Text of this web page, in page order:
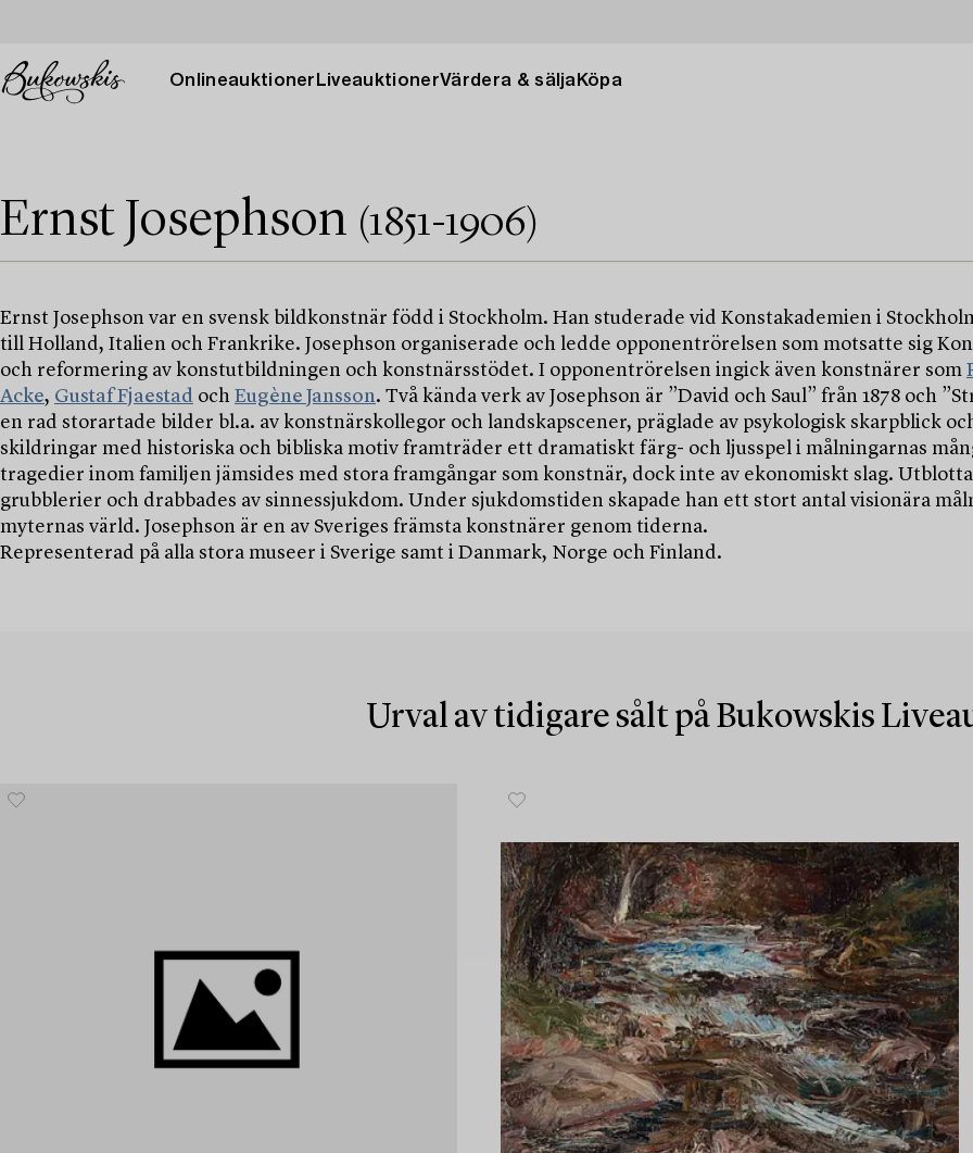
Onlineauktioner LiveauktionerVärdera & sälja Köpa
Ernst Josephson (1851-1906)
Ernst Josephson var en svensk bildkonstnär född i Stockholm. Han studerade vid Konstakademien i
till Holland, Italien och Frankrike. Josephson organiserade och ledde opponentrörelsen som motsatte sig
och reformering av konstutbildningen och konstnärsstödet. I opponentrörelsen ingick även konstnärer som
Acke, Gustaf Fjaestad och Eugène Jansson. Två kända verk av Josephson är ”David och Saul” från 1878 och
en rad storartade bilder bl.a. av konstnärskollegor och landskapscener, präglade av psykologisk skarpblick
skildringar med historiska och bibliska motiv framträder ett dramatiskt färg- och ljusspel i målningarnas
tragedier inom familjen jämsides med stora framgångar som konstnär, dock inte av ekonomiskt slag.
grubblerier och drabbades av sinnessjukdom. Under sjukdomstiden skapade han ett stort antal visionära
myternas värld. Josephson är en av Sveriges främsta konstnärer genom tiderna.
Representerad på alla stora museer i Sverige samt i Danmark, Norge och Finland.
Urval av tidigare sålt på Bukowskis